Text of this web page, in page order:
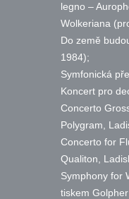
legno –
Wolkeriana
Do země
1984);
Symfonická
Koncert pro
Concerto
Polygram,
Concerto for
Qualiton,
Symphony for
tiskem